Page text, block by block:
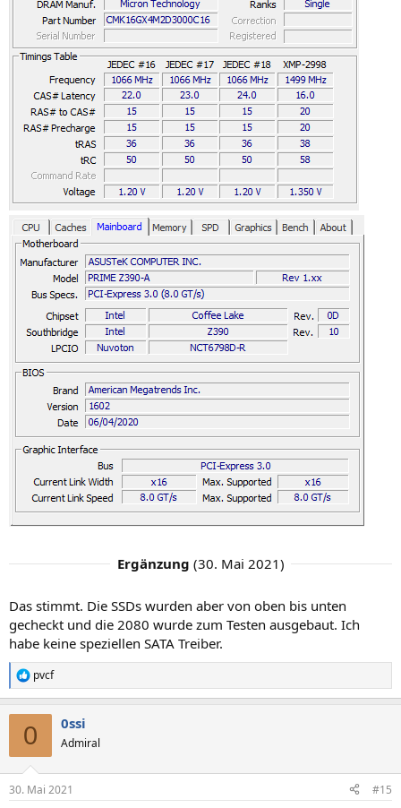
Ergänzung (30. Mai 2021)
Das stimmt. Die SSDs wurden aber von oben bis unten
gecheckt und die 2080 wurde zum Testen ausgebaut. Ich
habe keine speziellen SATA Treiber.
R
e
e
pvcf
0 0ssi
Admiral
30. Mai 2021 #15